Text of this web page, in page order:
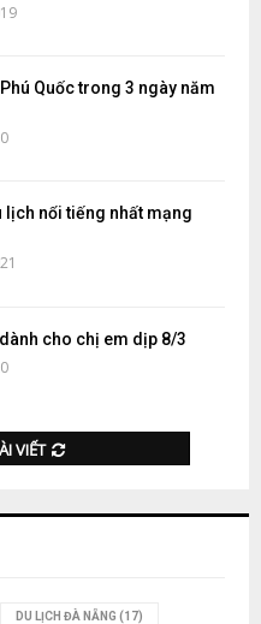
Quốc trong 3 ngày năm
lịch nổi tiếng nhất mạng
cho chị em dịp 8/3
VIẾT
DU LỊCH ĐÀ NẴNG (17)